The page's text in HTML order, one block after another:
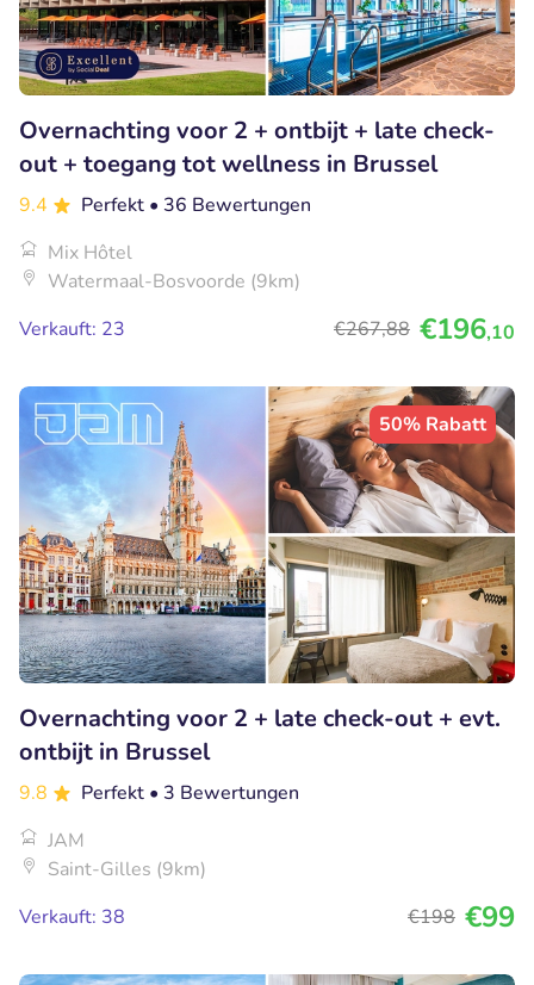
Overnachting voor 2 + ontbijt + late check-
out + toegang tot wellness in Brussel
9.4 Perfekt • 36 Bewertungen
Mix Hôtel
Watermaal-Bosvoorde (9km)
Verkauft: 23
€267,88 €196,10
50% Rabatt
Overnachting voor 2 + late check-out + evt.
ontbijt in Brussel
9.8 Perfekt • 3 Bewertungen
JAM
Saint-Gilles (9km)
Verkauft: 38
€198 €99